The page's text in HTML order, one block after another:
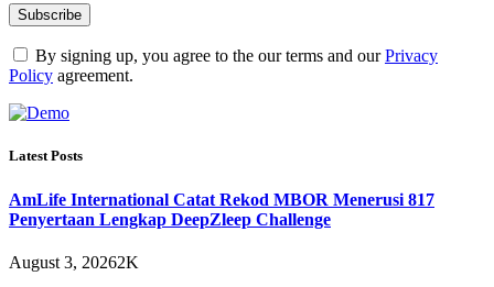
By signing up, you agree to the our terms and ourPrivacy
Policy agreement.
Latest Posts
AmLife International Catat Rekod MBOR Menerusi 817
Penyertaan Lengkap DeepZleep Challenge
August 3, 20262K